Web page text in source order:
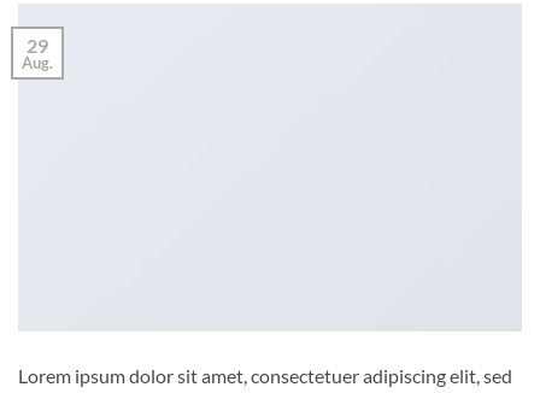
29
Aug.
Lorem ipsum dolor sit amet, consectetuer adipiscing elit, sed